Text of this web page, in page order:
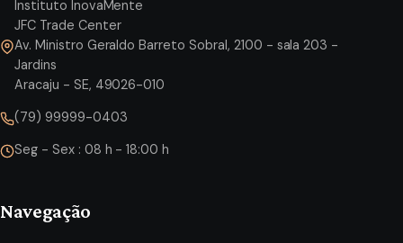
Instituto InovaMente
JFC Trade Center
Av. Ministro Geraldo Barreto Sobral, 2100 - sala 203 -
Jardins
Aracaju - SE, 49026-010
(79) 99999-0403
Seg - Sex : 08 h - 18:00 h
Navegação